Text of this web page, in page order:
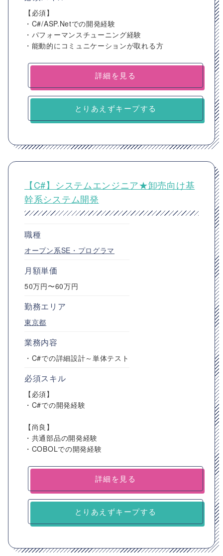
【必須】
・C#/ASP.Netでの開発経験
・パフォーマンスチューニング経験
・能動的にコミュニケーションが取れる方
詳細を見る
とりあえずキープする
【C#】システムエンジニア★卸売向け基
幹系システム開発
職種
オープン系SE・プログラマ
月額単価
50万円〜60万円
勤務エリア
東京都
業務内容
・C#での詳細設計～単体テスト
必須スキル
【必須】
・C#での開発経験
【尚良】
・共通部品の開発経験
・COBOLでの開発経験
詳細を見る
とりあえずキープする